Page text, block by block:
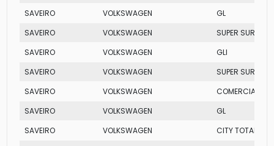
SAVEIRO
VOLKSWAGEN
GL
SAVEIRO
VOLKSWAGEN
SUPER SURF
SAVEIRO
VOLKSWAGEN
GLI
SAVEIRO
VOLKSWAGEN
SUPER SURF
SAVEIRO
VOLKSWAGEN
COMERCIAL
SAVEIRO
VOLKSWAGEN
GL
SAVEIRO
VOLKSWAGEN
CITY TOTAL FLEX